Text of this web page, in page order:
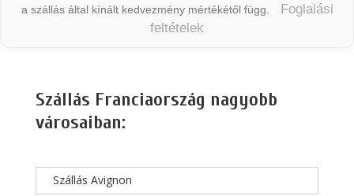
a szállás által kínált kedvezmény mértékétől függ.
Foglalási
feltételek
Szállás Franciaország nagyobb
városaiban:
Szállás Avignon